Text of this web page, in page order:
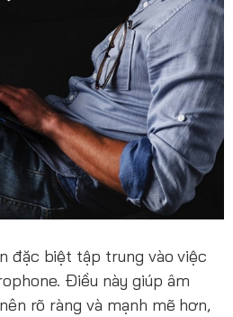
đặc biệt tập trung vào việc
Điều này giúp âm
rõ ràng và mạnh mẽ hơn,